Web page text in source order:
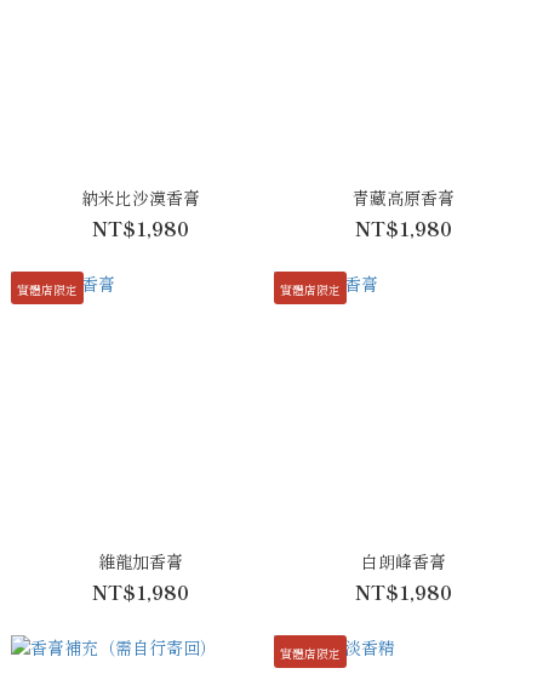
納米比沙漠香膏
NT$1,980
青藏高原香膏
NT$1,980
實體店限定
維龍加香膏
NT$1,980
實體店限定
白朗峰香膏
NT$1,980
實體店限定